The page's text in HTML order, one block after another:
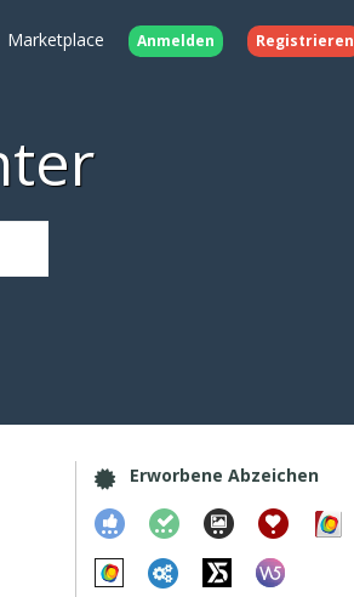
Marketplace Anmelden Registrieren
Erworbene Abzeichen